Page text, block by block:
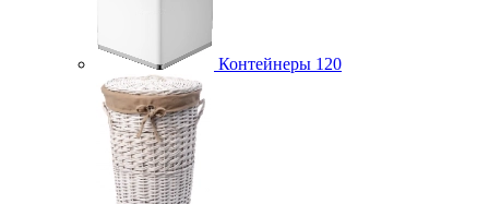
Контейнеры 120